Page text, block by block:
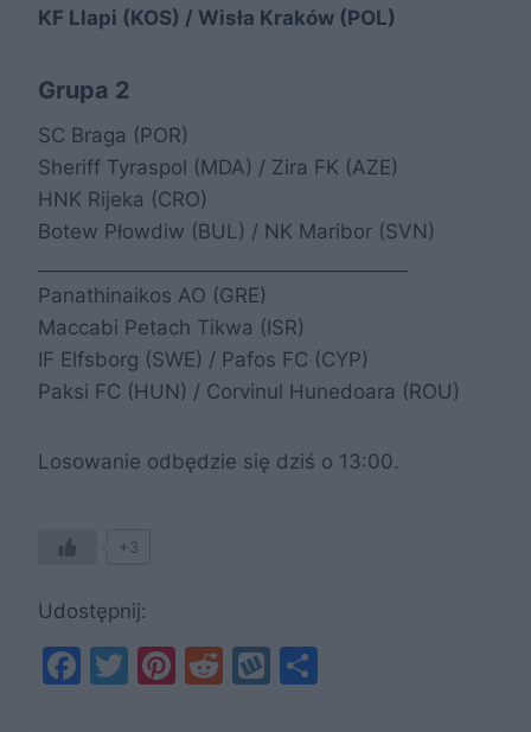
KF Llapi (KOS) / Wisła Kraków (POL)
Grupa 2
SC Braga (POR)
Sheriff Tyraspol (MDA) / Zira FK (AZE)
HNK Rijeka (CRO)
Botew Płowdiw (BUL) / NK Maribor (SVN)
Panathinaikos AO (GRE)
Maccabi Petach Tikwa (ISR)
IF Elfsborg (SWE) / Pafos FC (CYP)
Paksi FC (HUN) / Corvinul Hunedoara (ROU)
Losowanie odbędzie się dziś o 13:00.
+3
Udostępnij:
F
T
Pi
R
W